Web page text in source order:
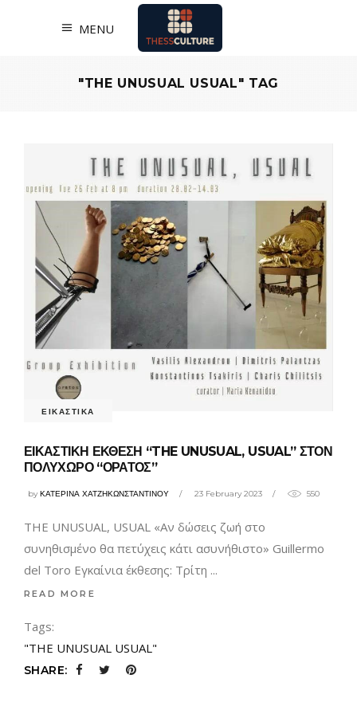
MENU
"THE UNUSUAL USUAL" TAG
ΕΙΚΑΣΤΙΚΑ
ΕΙΚΑΣΤΙΚΗ ΕΚΘΕΣΗ “THE UNUSUAL, USUAL” ΣΤΟΝ
ΠΟΛΥΧΩΡΟ “ΟΡΑΤΟΣ”
byΚΑΤΕΡΙΝΑ ΧΑΤΖΗΚΩΝΣΤΑΝΤΙΝΟΥ 23 February 2023 550
THE UNUSUAL, USUAL «Αν δώσεις ζωή στο
συνηθισμένο θα πετύχεις κάτι ασυνήθιστο» Guillermo
del Toro Εγκαίνια έκθεσης: Τρίτη
READ MORE
Tags:
"THE UNUSUAL USUAL"
SHARE: